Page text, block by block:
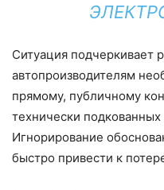
Ситуация подчеркивает
автопроизводителям
прямому, публичному
технически подкованных
Игнорирование
быстро привести к